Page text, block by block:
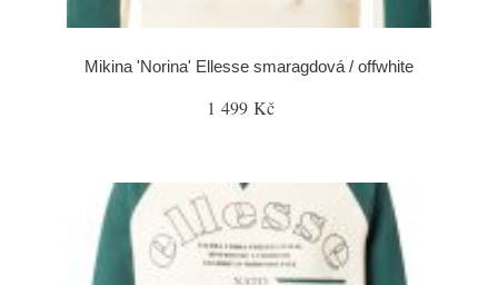
Mikina 'Norina' Ellesse smaragdová / offwhite
1 499 Kč